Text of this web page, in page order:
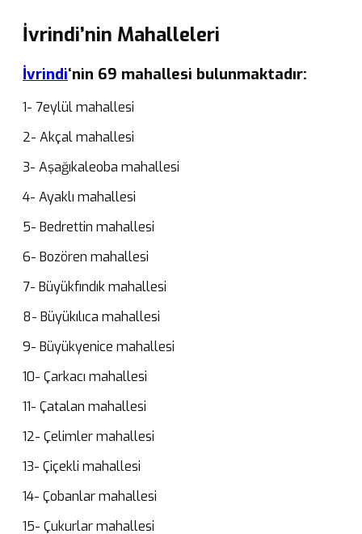
İvrindi’nin Mahalleleri
İvrindi‘nin 69 mahallesi bulunmaktadır:
1- 7eylül mahallesi
2- Akçal mahallesi
3- Aşağıkaleoba mahallesi
4- Ayaklı mahallesi
5- Bedrettin mahallesi
6- Bozören mahallesi
7- Büyükfındık mahallesi
8- Büyükılıca mahallesi
9- Büyükyenice mahallesi
10- Çarkacı mahallesi
11- Çatalan mahallesi
12- Çelimler mahallesi
13- Çiçekli mahallesi
14- Çobanlar mahallesi
15- Çukurlar mahallesi